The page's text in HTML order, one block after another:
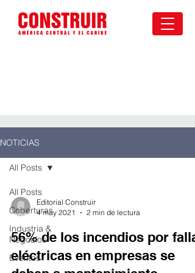
NOTICIAS
All Posts
Coberturas
Industria &
Negocios
Eventos
All Posts
Editorial Construir
4 may 2021
2 min de lectura
56% de los incendios por
eléctricas en empresas se